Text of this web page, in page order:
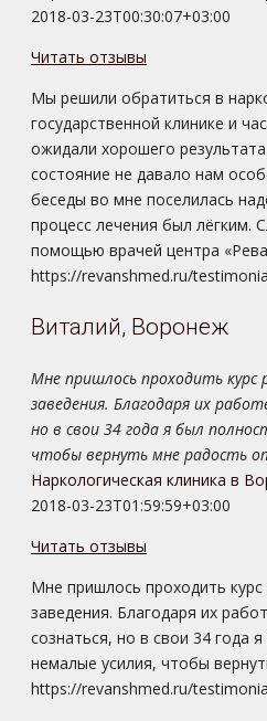
2018-03-23T00:30:07+03:00
Читать отзывы
Мы решили обратиться в
государственной клинике и
ожидали хорошего
состояние не давало нам
беседы во мне поселилась
процесс лечения был лёгким.
помощью врачей центра
https://revanshmed.ru/
Виталий, Воронеж
Мне пришлось проходить курс
заведения. Благодаря их
но в свои 34 года я был
чтобы вернуть мне радость
Наркологическая клиника в
2018-03-23T01:59:59+03:00
Читать отзывы
Мне пришлось проходить
заведения. Благодаря их
сознаться, но в свои 34 года
немалые усилия, чтобы
https://revanshmed.ru/